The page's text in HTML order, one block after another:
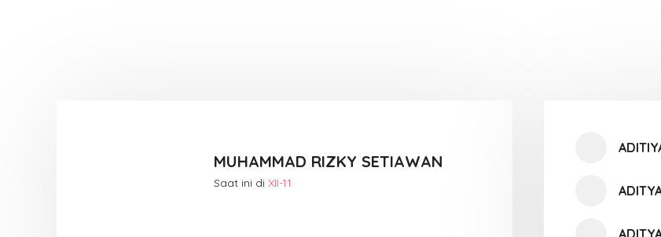
MUHAMMAD RIZKY SETIAWAN
Saat ini di XII-11